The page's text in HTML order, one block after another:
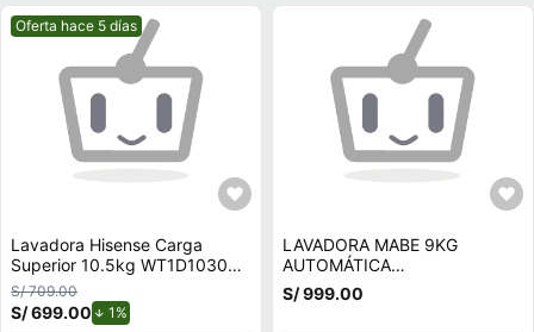
Mejor precio.
Oferta hace 5 días
Lavadora Hisense Carga
Superior 10.5kg WT1D1030UT
Gris
S/ 709.00
S/ 699.00 1%
LAVADORA MABE 9KG
AUTOMÁTICA
LMAP9020WGBB0 +
PLANCHA OSTER
S/ 999.00